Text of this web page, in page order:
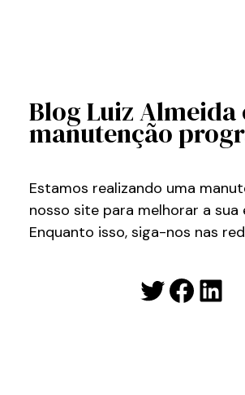
Blog Luiz Almeida
manutenção
Estamos realizando uma
nosso site para melhorar a sua
Enquanto isso, siga-nos nas
Twitter